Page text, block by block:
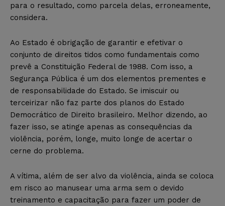
para o resultado, como parcela delas, erroneamente,
considera.
Ao Estado é obrigação de garantir e efetivar o
conjunto de direitos tidos como fundamentais como
prevê a Constituição Federal de 1988. Com isso, a
Segurança Pública é um dos elementos prementes e
de responsabilidade do Estado. Se imiscuir ou
terceirizar não faz parte dos planos do Estado
Democrático de Direito brasileiro. Melhor dizendo, ao
fazer isso, se atinge apenas as consequências da
violência, porém, longe, muito longe de acertar o
cerne do problema.
A vítima, além de ser alvo da violência, ainda se coloca
em risco ao manusear uma arma sem o devido
treinamento e capacitação para fazer um poder de